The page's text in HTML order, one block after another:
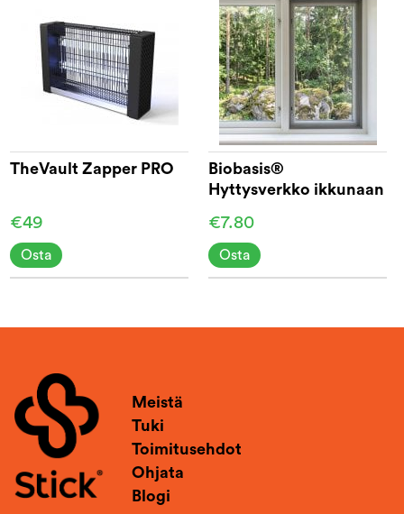
TheVault Zapper PRO
€49
Osta
Biobasis®
Hyttysverkko ikkunaan
€7.80
Osta
Meistä
Tuki
Toimitusehdot
Ohjata
Blogi